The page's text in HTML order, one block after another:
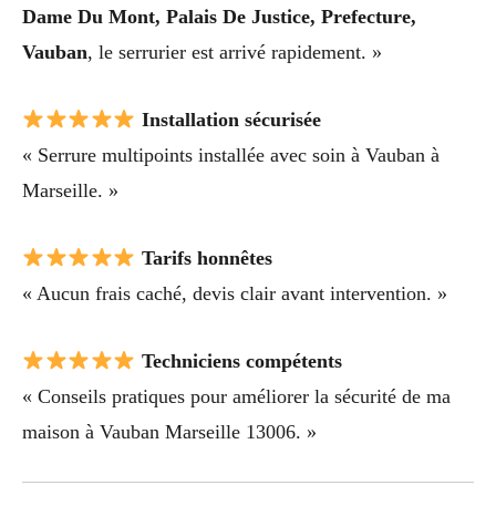
Dame Du Mont, Palais De Justice, Prefecture,
Vauban, le serrurier est arrivé rapidement. »
Installation sécurisée
« Serrure multipoints installée avec soin à Vauban à
Marseille. »
Tarifs honnêtes
« Aucun frais caché, devis clair avant intervention. »
Techniciens compétents
« Conseils pratiques pour améliorer la sécurité de ma
maison à Vauban Marseille 13006. »